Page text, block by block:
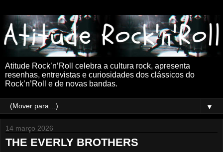
Atitude Rock’n’Roll celebra a cultura rock, apresenta
resenhas, entrevistas e curiosidades dos clássicos do
Rock’n’Roll e de novas bandas.
▼
14 março 2026
THE EVERLY BROTHERS